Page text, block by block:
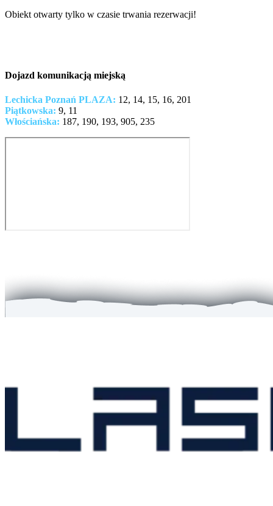
Obiekt otwarty tylko w czasie trwania rezerwacji!
Dojazd komunikacją miejską
Lechicka Poznań PLAZA: 12, 14, 15, 16, 201
Piątkowska: 9, 11
Włościańska: 187, 190, 193, 905, 235